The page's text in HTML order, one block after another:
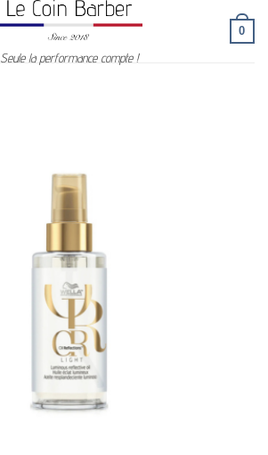
Seule la performance compte !
0